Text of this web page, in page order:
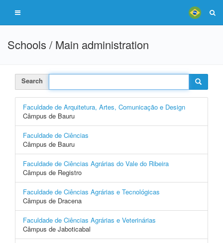
Schools / Main administration
Search
Faculdade de Arquitetura, Artes, Comunicação e Design
Câmpus de Bauru
Faculdade de Ciências
Câmpus de Bauru
Faculdade de Ciências Agrárias do Vale do Ribeira
Câmpus de Registro
Faculdade de Ciências Agrárias e Tecnológicas
Câmpus de Dracena
Faculdade de Ciências Agrárias e Veterinárias
Câmpus de Jaboticabal